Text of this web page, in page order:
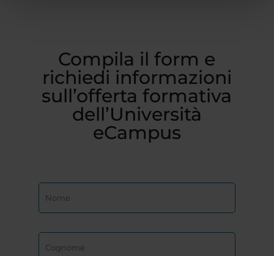
Compila il form e
richiedi informazioni
sull’offerta formativa
dell’Università
eCampus